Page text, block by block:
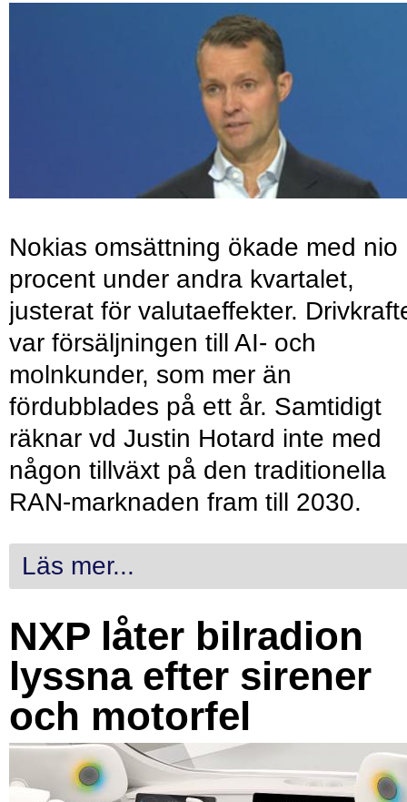
Nokias omsättning ökade med nio
procent under andra kvartalet,
justerat för valutaeffekter.
var försäljningen till AI- och
molnkunder, som mer än
fördubblades på ett år. Samtidigt
räknar vd Justin Hotard inte med
någon tillväxt på den traditionella
RAN-marknaden fram till 2030.
Läs mer...
NXP låter bilradion
lyssna efter sirener
och motorfel